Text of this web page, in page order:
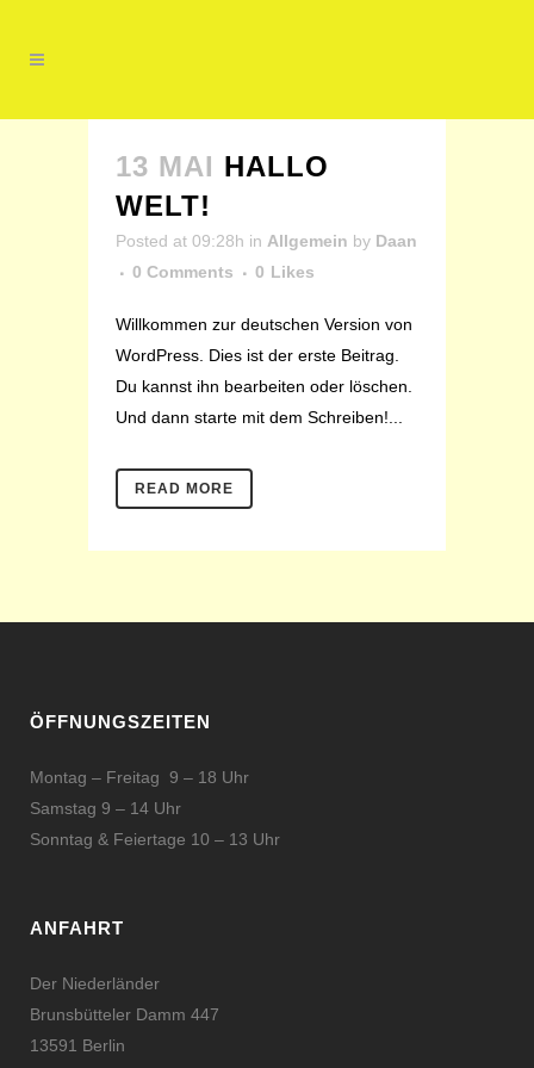
13 MAI HALLO
WELT!
Posted at 09:28h in Allgemein by Daan
0 Comments
0 Likes
Willkommen zur deutschen Version von
WordPress. Dies ist der erste Beitrag.
Du kannst ihn bearbeiten oder löschen.
Und dann starte mit dem Schreiben!...
READ MORE
ÖFFNUNGSZEITEN
Montag – Freitag 9 – 18 Uhr
Samstag 9 – 14 Uhr
Sonntag & Feiertage 10 – 13 Uhr
ANFAHRT
Der Niederländer
Brunsbütteler Damm 447
13591 Berlin